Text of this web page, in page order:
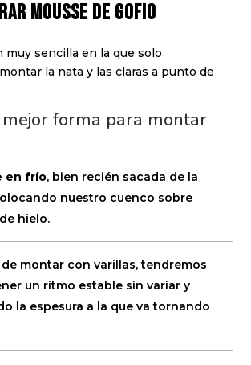
Mousse de gofio
muy sencilla en la que solo
la nata y las claras a punto de
forma para montar
en frío, bien recién sacada de la
nuestro cuenco sobre
hielo.
de montar con varillas, tendremos
un ritmo estable sin variar y
la espesura a la que va tornando